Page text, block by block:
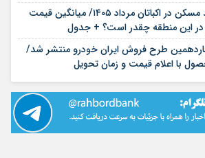
لیست قیمت خرید مسکن در اکباتان مرداد ۱۴۰۵/ میانگین قیمت
در این منطقه چقدر است؟ + جدول
طرح فروش ایران خودرو منتشر شد/